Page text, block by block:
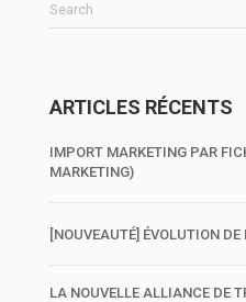
Search
ARTICLES RÉCENTS
IMPORT MARKETING PAR
MARKETING)
[NOUVEAUTÉ] ÉVOLUTION
LA NOUVELLE ALLIANCE DE